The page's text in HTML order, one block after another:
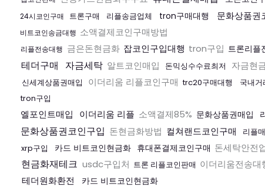
24시코인구매 트론구매 리플송금업체 tron구매대행 문화상품권
비트코인송금대행 소액결제코인구매방법
리플전송대행 금은돈현금화 잡코인구입대행 tron구입 트론리플
테더구매 자금세탁 알트코인매입 돈믹싱수수료최저 자금현
신세계상품권매입 이더리움 리플코인구매 trc20구매대행 국내
tron구입
엘포인트매입 이더리움 리플 소액결제85% 문화상품권매입
문화상품권코인구입 돈현금화방법 컬쳐랜드코인구매
리플
xrp구입
카드 비트코인현금화 휴대폰결제코인구매 돈세탁안전
현금화재테크 usdc구입처 트론 리플코인판매 이더리움전송대
테더원화환전
카드 비트코인현금화